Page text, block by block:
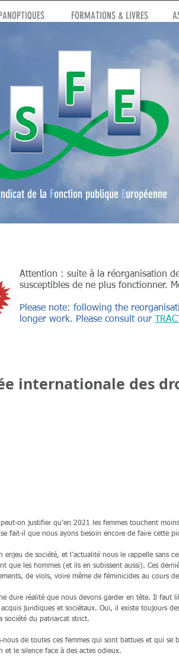
de la Fonction publique Européenne
FORMATIONS & LIVRES
Attention : suite à la réorganisation
susceptibles de ne plus fonctionner.
Please note: following the
longer work. Please consult our
internationale des
on justifier qu’en 2021 les femmes touchent
fait-il que nous ayons besoin encore de faire cette
enjeu de société, et l’actualité nous le rappelle sans
que les hommes (et ils en subissent aussi). Ces
de viols, voire même de féminicides au cours
dure réalité que nous devons garder en tête. Il faut
acquis juridiques et sociétaux. Oui, il existe toujours
société du patriarcat strict.
nous de toutes ces femmes qui sont battues et qui se
et le silence face à des actes odieux.